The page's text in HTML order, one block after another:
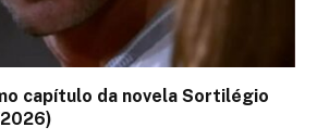
capítulo da novela Sortilégio